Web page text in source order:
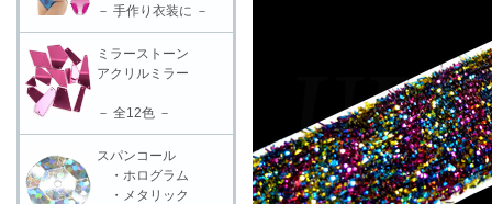
－ 手作り衣装に －
ミラーストーン
アクリルミラー
－ 全12色 －
スパンコール
・ホログラム
・メタリック